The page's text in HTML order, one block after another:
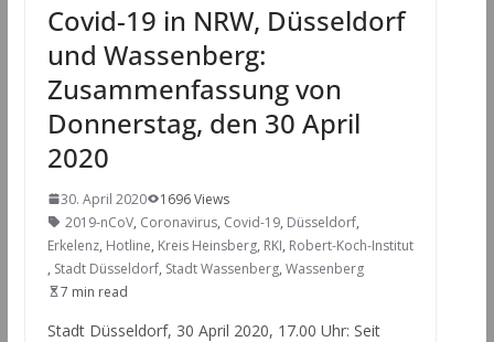
Covid-19 in NRW, Düsseldorf
und Wassenberg:
Zusammenfassung von
Donnerstag, den 30 April
2020
30. April 2020
1696 Views
2019-nCoV, Coronavirus, Covid-19, Düsseldorf,
Erkelenz, Hotline, Kreis Heinsberg, RKI, Robert-Koch-Institut
, Stadt Düsseldorf, Stadt Wassenberg, Wassenberg
7 min read
Stadt Düsseldorf, 30 April 2020, 17.00 Uhr: Seit